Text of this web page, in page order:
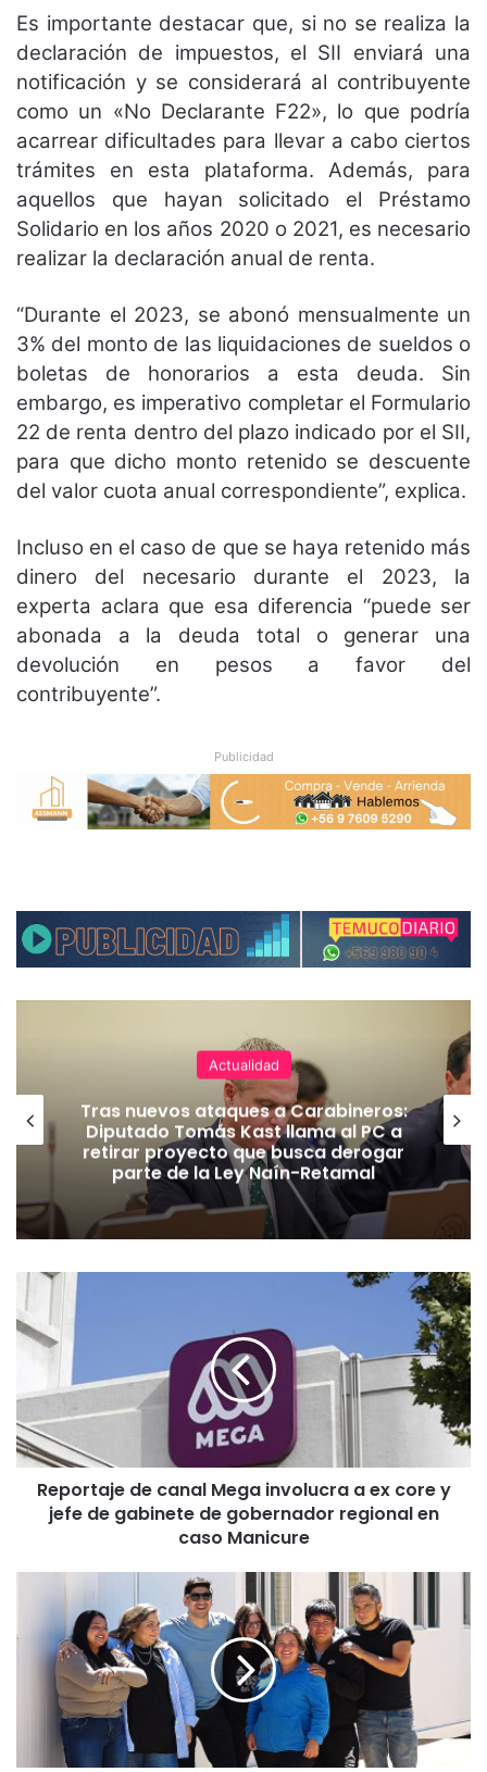
Es importante destacar que, si no se realiza la
declaración de impuestos, el SII enviará una
notificación y se considerará al contribuyente
como un «No Declarante F22», lo que podría
acarrear dificultades para llevar a cabo ciertos
trámites en esta plataforma. Además, para
aquellos que hayan solicitado el Préstamo
Solidario en los años 2020 o 2021, es necesario
realizar la declaración anual de renta.
“Durante el 2023, se abonó mensualmente un
3% del monto de las liquidaciones de sueldos o
boletas de honorarios a esta deuda. Sin
embargo, es imperativo completar el Formulario
22 de renta dentro del plazo indicado por el SII,
para que dicho monto retenido se descuente
del valor cuota anual correspondiente”, explica.
Incluso en el caso de que se haya retenido más
dinero del necesario durante el 2023, la
experta aclara que esa diferencia “puede ser
abonada a la deuda total o generar una
devolución en pesos a favor del
contribuyente”.
Publicidad
Actualidad
Tras nuevos ataques a Carabineros:
Diputado Tomás Kast llama al PC a
retirar proyecto que busca derogar
parte de la Ley Naín-Retamal
p
t
a
j
e
Reportaje de canal Mega involucra a ex core y
jefe de gabinete de gobernador regional en
caso Manicure
a